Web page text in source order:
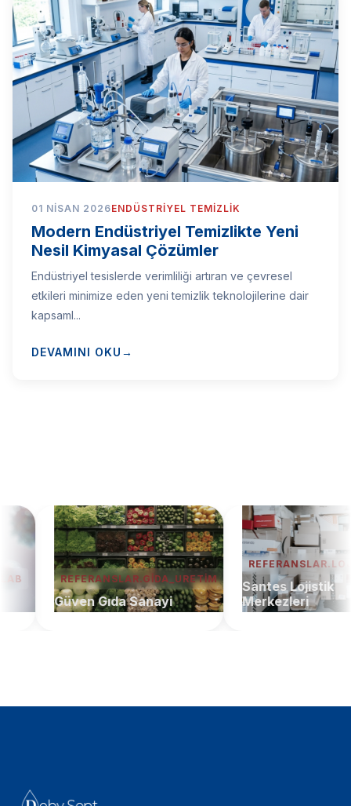
01 NISAN 2026ENDÜSTRIYEL TEMIZLIK
Modern Endüstriyel Temizlikte Yeni
Nesil Kimyasal Çözümler
Endüstriyel tesislerde verimliliği artıran ve çevresel
etkileri minimize eden yeni temizlik teknolojilerine dair
kapsaml...
DEVAMINI OKU →
REFERANSLAR.GIDA_URETIM
Güven Gıda Sanayi
Santes Lojistik
Merkezleri